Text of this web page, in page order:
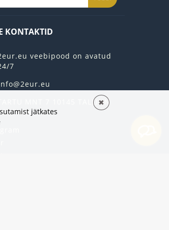
KONTAKTID
veebipood on avatud
7
TARTU MNT 7 10145 TALLINN
jätkates
✖